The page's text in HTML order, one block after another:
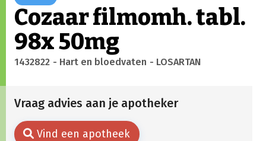
Cozaar filmomh. tabl.
98x 50mg
1432822 - Hart en bloedvaten - LOSARTAN
Vraag advies aan je apotheker
Vind een apotheek